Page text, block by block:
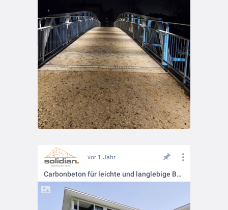
vor 1 Jahr
Carbonbeton für leichte und langlebige Balkone!